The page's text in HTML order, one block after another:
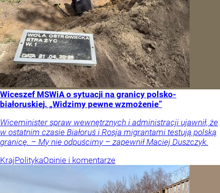
Wiceszef MSWiA o sytuacji na granicy polsko-
białoruskiej. „Widzimy pewne wzmożenie”
Wiceminister spraw wewnętrznych i administracji ujawnił, że
w ostatnim czasie Białoruś i Rosja migrantami testują polską
granicę. – My nie odpuścimy – zapewnił Maciej Duszczyk.
KrajPolitykaOpinie i komentarze